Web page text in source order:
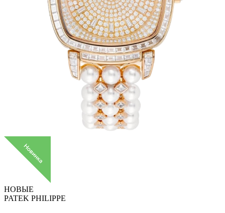
НОВЫЕ
PATEK PHILIPPE